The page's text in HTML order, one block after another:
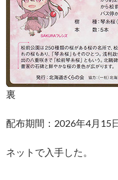
裏
配布期間：2026年4月
ネットで入手した。